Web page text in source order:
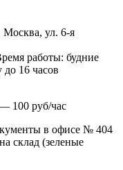
Москва, ул. 6-я
работы: будние
до 16 часов
100 руб/час
в офисе № 404
склад (зеленые